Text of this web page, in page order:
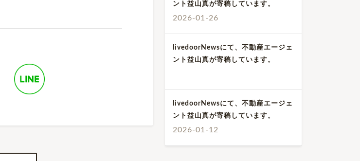
ント益山真が寄稿しています。
2026-01-26
livedoorNewsにて、不動産エージェ
ント益山真が寄稿しています。
livedoorNewsにて、不動産エージェ
ント益山真が寄稿しています。
2026-01-12